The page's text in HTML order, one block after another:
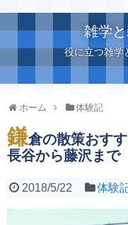
雑学
役に立つ雑学
ホーム 体験記
鎌倉の散策おす
長谷から藤沢まで
2018/5/22 体験